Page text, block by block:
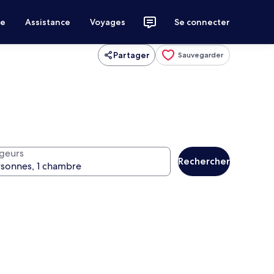
Assistance Voyages Se connecter
Partager Sauvegarder
Rechercher